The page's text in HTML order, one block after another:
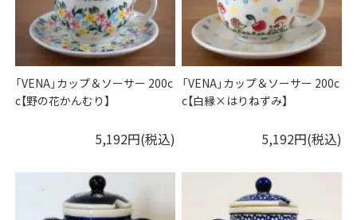
「VENA」カップ＆ソーサー 200c
c【野の花かんむり】
5,192円(税込)
「VENA」カップ＆ソーサー 200c
c【白縁×はりねずみ】
5,192円(税込)